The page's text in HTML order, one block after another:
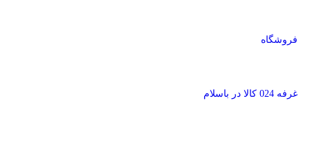
فروشگاه
غرفه 024 کالا در باسلام